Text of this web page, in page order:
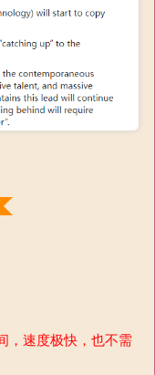
，速度极快，也不需